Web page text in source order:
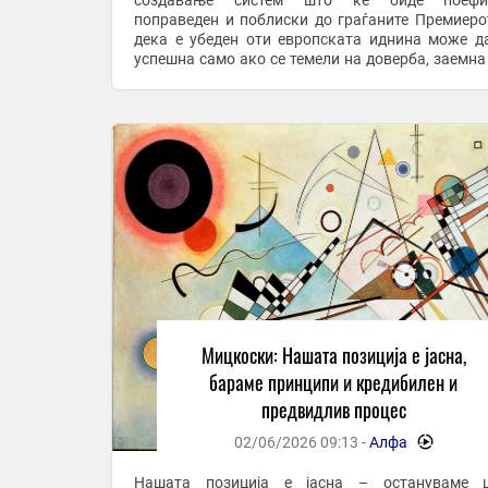
поправеден и поблиски до граѓаните
дека е убеден оти европската иднина може
успешна само ако се темели на доверба,
Мицкоски: Нашата позиција е јасна,
бараме принципи и кредибилен и
предвидлив процес
02/06/2026 09:13 -Алфа -
Нашата позиција е јасна – остануваме